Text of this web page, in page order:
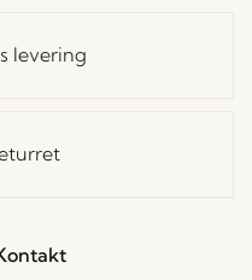
levering